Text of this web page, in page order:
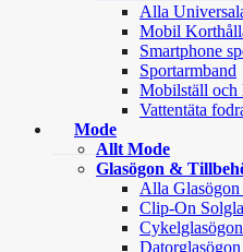
Alla
Mobil
Smartphone
Sportarmband
Mobilställ och
Vattentäta
Mode
Allt Mode
Glasögon &
Alla
Clip-On
Cykelglasögon